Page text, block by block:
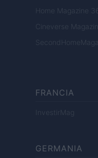
Home Magazine
Cineverse
FRANCIA
InvestirMag
GERMANIA